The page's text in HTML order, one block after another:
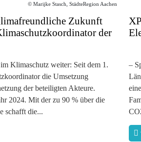
© Marijke Stasch, StädteRegion Aachen
Zukunft
der
Klimaschutz weiter: Seit dem 1.
die Umsetzung
der beteiligten Akteure.
2024. Mit der zu 90 % über die
schafft die...
–